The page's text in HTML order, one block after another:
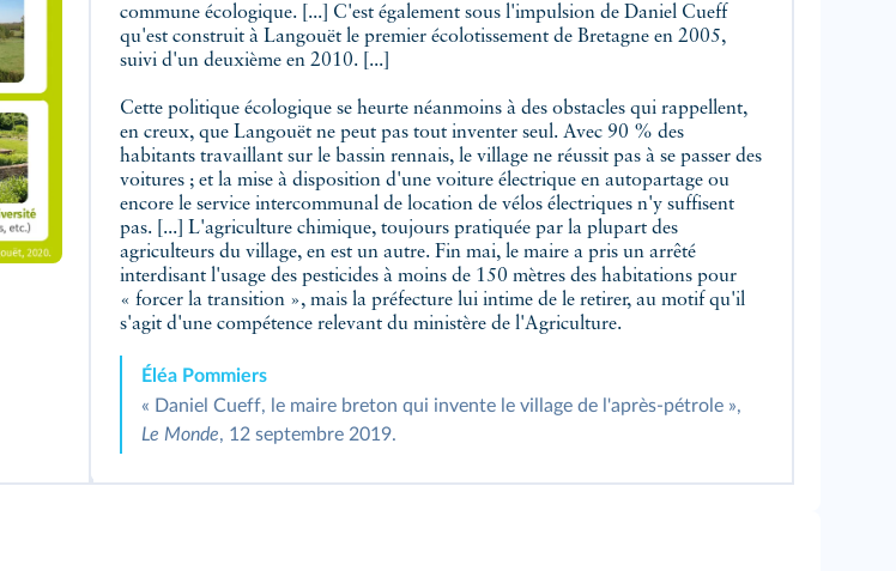
commune écologique. [...] C'est également sous l'impulsion de Daniel Cueff
qu'est construit à Langouët le premier écolotissement de Bretagne en 2005,
suivi d'un deuxième en 2010. [...]
Cette politique écologique se heurte néanmoins à des obstacles qui rappellent,
en creux, que Langouët ne peut pas tout inventer seul. Avec 90 % des
habitants travaillant sur le bassin rennais, le village ne réussit pas à se passer des
voitures ; et la mise à disposition d'une voiture électrique en autopartage ou
encore le service intercommunal de location de vélos électriques n'y suffisent
pas. [...] L'agriculture chimique, toujours pratiquée par la plupart des
agriculteurs du village, en est un autre. Fin mai, le maire a pris un arrêté
interdisant l'usage des pesticides à moins de 150 mètres des habitations pour
« forcer la transition », mais la préfecture lui intime de le retirer, au motif qu'il
s'agit d'une compétence relevant du ministère de l'Agriculture.
Éléa Pommiers
« Daniel Cueff, le maire breton qui invente le village de l'après‑pétrole »,
Le Monde, 12 septembre 2019.